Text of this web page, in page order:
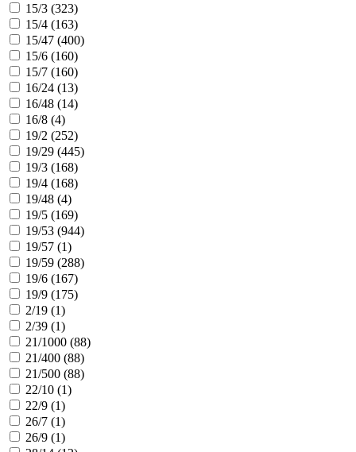
15/3 (323)
15/4 (163)
15/47 (400)
15/6 (160)
15/7 (160)
16/24 (13)
16/48 (14)
16/8 (4)
19/2 (252)
19/29 (445)
19/3 (168)
19/4 (168)
19/48 (4)
19/5 (169)
19/53 (944)
19/57 (1)
19/59 (288)
19/6 (167)
19/9 (175)
2/19 (1)
2/39 (1)
21/1000 (88)
21/400 (88)
21/500 (88)
22/10 (1)
22/9 (1)
26/7 (1)
26/9 (1)